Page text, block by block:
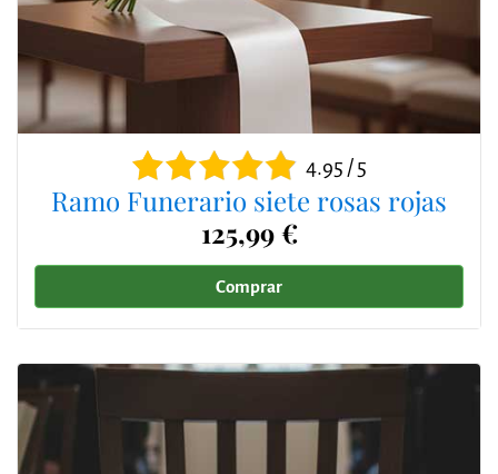
4.95 / 5
Ramo Funerario siete rosas rojas
125,99 €
Comprar